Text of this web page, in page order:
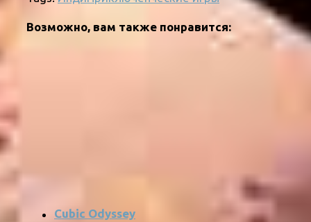
Возможно, вам также понравится:
Cubic Odyssey